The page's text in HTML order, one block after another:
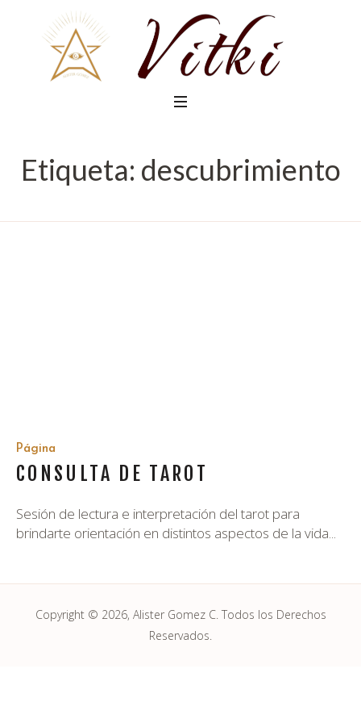
Etiqueta: descubrimiento
Página
CONSULTA DE TAROT
Sesión de lectura e interpretación del tarot para
brindarte orientación en distintos aspectos de la vida...
Copyright © 2026, Alister Gomez C. Todos los Derechos
Reservados.